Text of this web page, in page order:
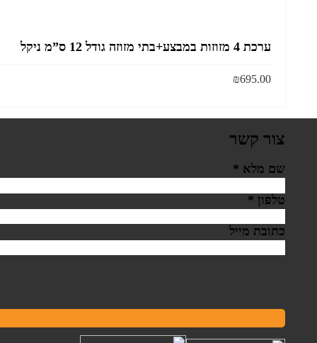
ערכת 4 מזוזות במבצע+בתי מזוזה גודל 12 ס”מ ניקל
₪695.00
צור קשר
שם מלא *
טלפון *
כתובת מייל